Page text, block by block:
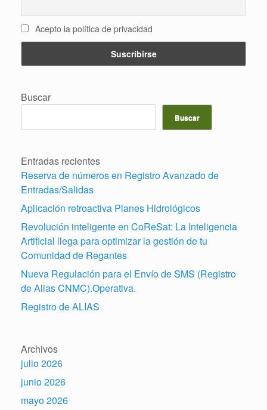
Acepto la política de privacidad
Buscar
Buscar
Entradas recientes
Reserva de números en Registro Avanzado de
Entradas/Salidas
Aplicación retroactiva Planes Hidrológicos
Revolución inteligente en CoReSat: La Inteligencia
Artificial llega para optimizar la gestión de tu
Comunidad de Regantes
Nueva Regulación para el Envío de SMS (Registro
de Alias CNMC).Operativa.
Registro de ALIAS
Archivos
julio 2026
junio 2026
mayo 2026